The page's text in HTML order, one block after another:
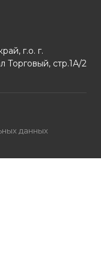
г.о. г.
Торговый, стр.1А/2
данных